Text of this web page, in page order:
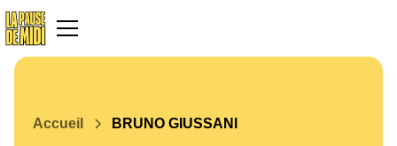
Accueil BRUNO GIUSSANI